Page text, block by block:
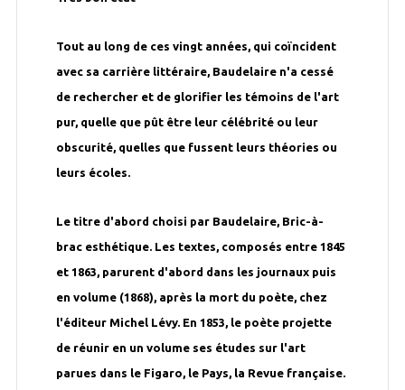
Tout au long de ces vingt années, qui coïncident
avec sa carrière littéraire, Baudelaire n'a cessé
de rechercher et de glorifier les témoins de l'art
pur, quelle que pût être leur célébrité ou leur
obscurité, quelles que fussent leurs théories ou
leurs écoles.
Le titre d'abord choisi par Baudelaire, Bric-à-
brac esthétique. Les textes, composés entre 1845
et 1863, parurent d'abord dans les journaux puis
en volume (1868), après la mort du poète, chez
l'éditeur Michel Lévy. En 1853, le poète projette
de réunir en un volume ses études sur l'art
parues dans le Figaro, le Pays, la Revue française.